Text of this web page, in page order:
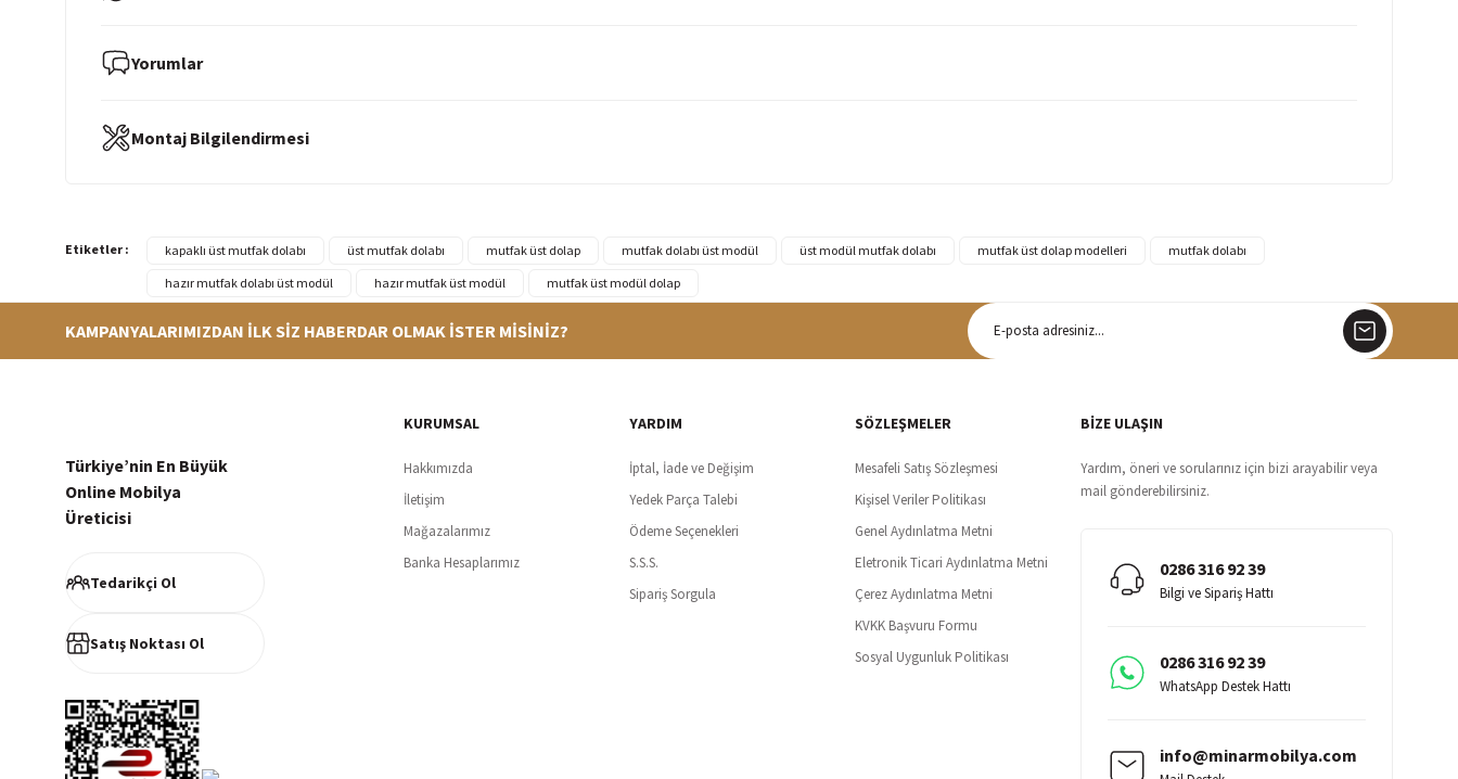
Yorumlar
Montaj Bilgilendirmesi
Etiketler : kapaklı üst mutfak dolabı üst mutfak dolabı mutfak üst dolap mutfak dolabı üst modül üst modül mutfak dolabı mutfak üst dolap modelleri
mutfak dolabı
hazır mutfak dolabı üst modül
hazır mutfak üst modül mutfak üst modül dolap
Siparişleriniz en kısa sürede hazırlanarak kargoya verilir
256Bit SSl sertifikası ve 3D ödeme ile bilgileriniz güvende
Tüm ürünlerde ücretsiz teslimat
%100 müşteri memnuniyeti odaklı ve güvenilir hizmet anlayışı
KAMPANYALARIMIZDAN İLK SİZ HABERDAR OLMAK İSTER MİSİNİZ?
Türkiye’nin En Büyük
Online Mobilya
Üreticisi
Tedarikçi Ol
Satış Noktası Ol
KURUMSAL
Hakkımızda
İletişim
Mağazalarımız
Banka Hesaplarımız
YARDIM
İptal, İade ve Değişim
Yedek Parça Talebi
Ödeme Seçenekleri
S.S.S.
Sipariş Sorgula
SÖZLEŞMELER
Mesafeli Satış Sözleşmesi
Kişisel Veriler Politikası
Genel Aydınlatma Metni
Eletronik Ticari Aydınlatma Metni
Çerez Aydınlatma Metni
KVKK Başvuru Formu
Sosyal Uygunluk Politikası
BİZE ULAŞIN
Yardım, öneri ve sorularınız için bizi arayabilir veya
mail gönderebilirsiniz.
0286 316 92 39
Bilgi ve Sipariş Hattı
0286 316 92 39
WhatsApp Destek Hattı
info@minarmobilya.com